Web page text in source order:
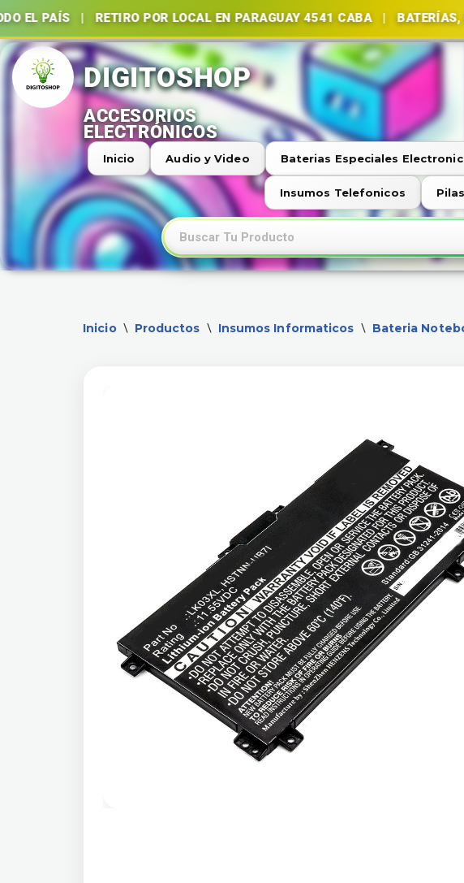
POR LOCAL EN PARAGUAY 4541 CABA | BATERÍAS,
Ir
al
contenido
Inicio Audio y Video Baterias Especiales
Insumos Telefonicos
Inicio \ Productos \ Insumos Informaticos \ Bateria